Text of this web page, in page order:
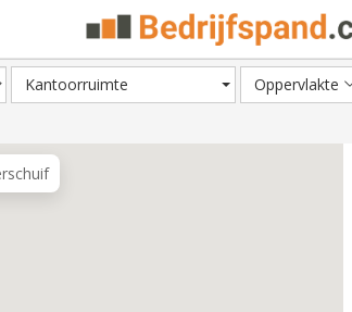
Kantoorruimte Oppervlakte